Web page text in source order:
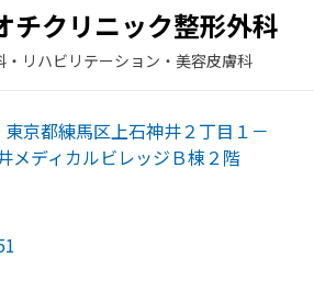
チクリニック整形外科
・​リハビリテーション・​美容皮膚科
東京都練馬区上石神井２丁目１－
メディカルビレッジＢ棟２階